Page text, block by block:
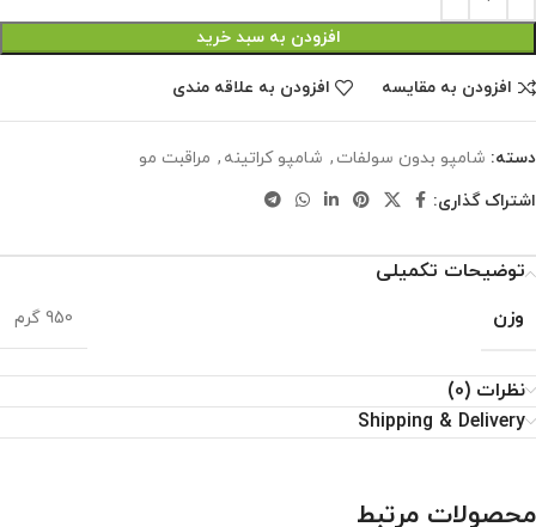
افزودن به سبد خرید
افزودن به مقایسه افزودن به علاقه مندی
دسته: شامپو بدون سولفات , شامپو کراتینه , مراقبت مو
اشتراک گذاری:
توضیحات تکمیلی
وزن
950 گرم
نظرات (0)
Shipping & Delivery
محصولات مرتبط